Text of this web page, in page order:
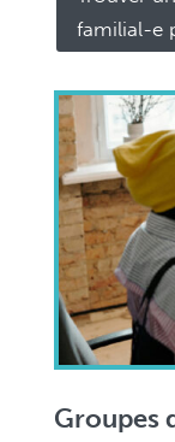
familial-e
Groupes